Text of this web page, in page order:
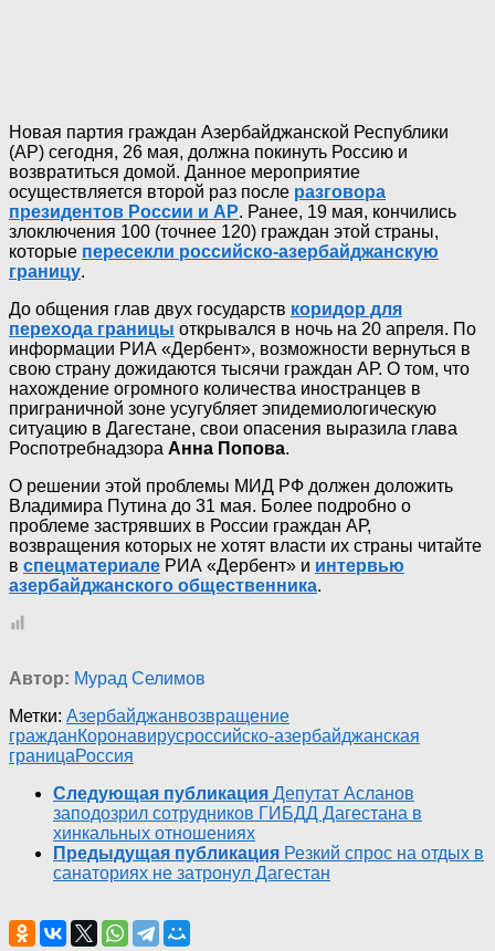
Новая партия граждан Азербайджанской Республики
(АР) сегодня, 26 мая, должна покинуть Россию и
возвратиться домой. Данное мероприятие
осуществляется второй раз после разговора
президентов России и АР. Ранее, 19 мая, кончились
злоключения 100 (точнее 120) граждан этой страны,
которые пересекли российско-азербайджанскую
границу.
До общения глав двух государств коридор для
перехода границы открывался в ночь на 20 апреля. По
информации РИА «Дербент», возможности вернуться в
свою страну дожидаются тысячи граждан АР. О том, что
нахождение огромного количества иностранцев в
приграничной зоне усугубляет эпидемиологическую
ситуацию в Дагестане, свои опасения выразила глава
Роспотребнадзора Анна Попова.
О решении этой проблемы МИД РФ должен доложить
Владимира Путина до 31 мая. Более подробно о
проблеме застрявших в России граждан АР,
возвращения которых не хотят власти их страны читайте
в спецматериале РИА «Дербент» и интервью
азербайджанского общественника.
Автор: Мурад Селимов
Метки: Азербайджанвозвращение
гражданКоронавирусроссийско-азербайджанская
границаРоссия
Следующая публикация Депутат Асланов
заподозрил сотрудников ГИБДД Дагестана в
хинкальных отношениях
Предыдущая публикация Резкий спрос на отдых в
санаториях не затронул Дагестан